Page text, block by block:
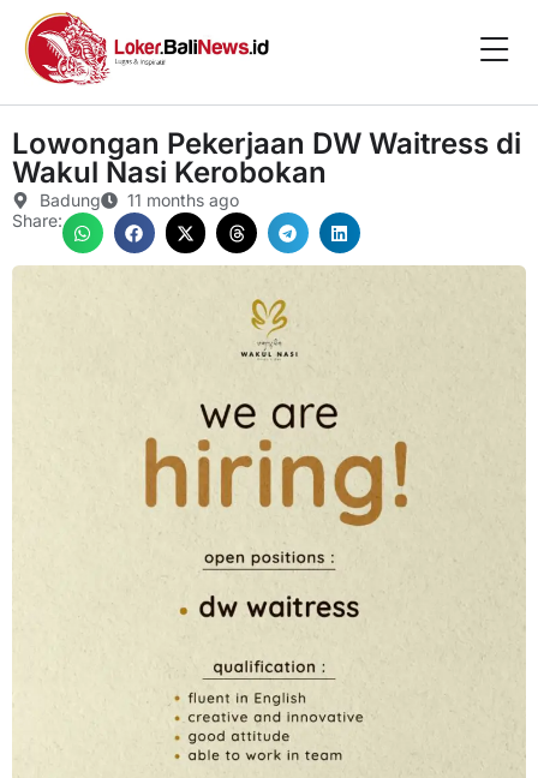
Lowongan Pekerjaan DW Waitress di
Wakul Nasi Kerobokan
Badung
11 months ago
Share: